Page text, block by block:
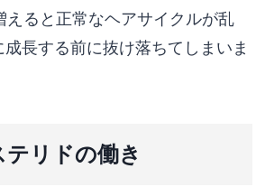
えると正常なヘアサイクルが乱
長する前に抜け落ちてしまいま
リドの働き